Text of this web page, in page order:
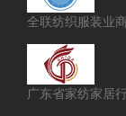
全联纺织服装业
广东省家纺家居